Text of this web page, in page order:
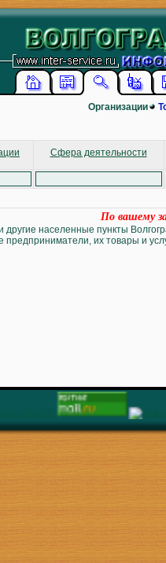
Организации
Сфера деятельности
По вашему
другие населенные пункты
предприниматели, их товары и